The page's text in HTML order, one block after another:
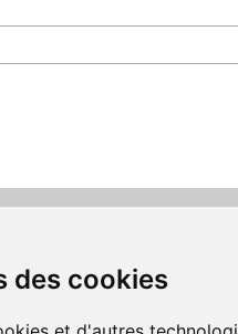
des cookies
acceptons